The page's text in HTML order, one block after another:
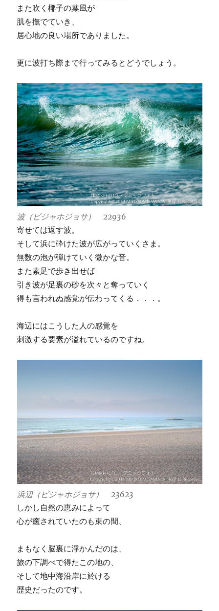
また吹く椰子の葉風が
肌を撫でていき、
居心地の良い場所でありました。
更に波打ち際まで行ってみるとどうでしょう。
波（ビジャホジョサ） 22936
寄せては返す波。
そして浜に砕けた波が広がっていくさま。
無数の泡が弾けていく微かな音。
また素足で歩き出せば
引き波が足裏の砂を次々と奪っていく
得も言われぬ感覚が伝わってくる．．．。
海辺にはこうした人の感覚を
刺激する要素が溢れているのですね。
浜辺（ビジャホジョサ） 23623
しかし自然の恵みによって
心が癒されていたのも束の間、
まもなく脳裏に浮かんだのは、
旅の下調べで得たこの地の、
そして地中海沿岸に於ける
歴史だったのです。